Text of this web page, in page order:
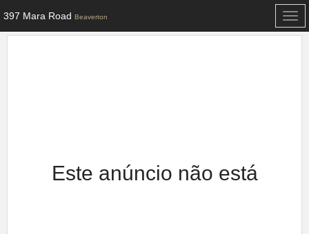
397 Mara Road Beaverton
Este anúncio não está